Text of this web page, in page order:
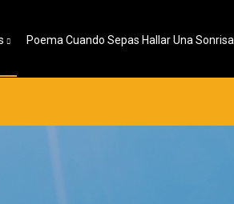
Poema Cuando Sepas Hallar Una Sonrisa